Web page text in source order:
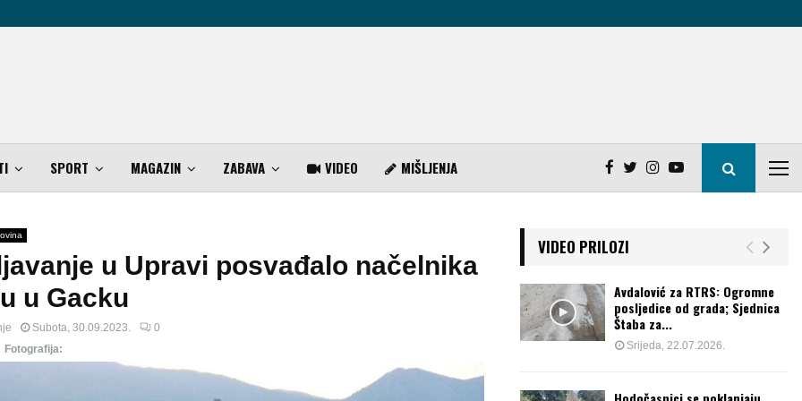
SPORT MAGAZIN ZABAVA VIDEO MIŠLJENJA
u Upravi posvađalo načelnika
u Gacku
Subota, 30.09.2023.
0
Fotografija:
VIDEO PRILOZI
Avdalović za RTRS: Ogromne
posljedice od grada; Sjednica
Štaba za...
Srijeda, 22.07.2026.